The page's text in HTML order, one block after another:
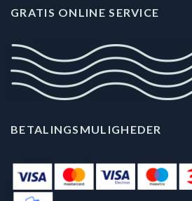
GRATIS ONLINE SERVICE
BETALINGSMULIGHEDER